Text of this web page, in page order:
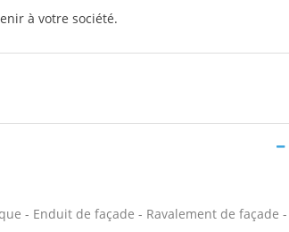
à votre société.
- Enduit de façade - Ravalement de façade -